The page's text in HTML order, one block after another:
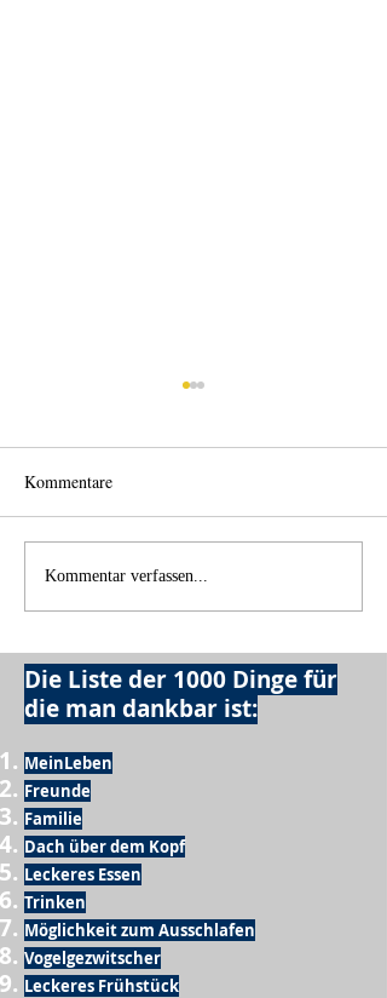
Einen Berg abtragen
Kommentare
Kommentar verfassen...
Die Liste der 1000 Dinge für
die man dankbar ist:
MeinLeben
Freunde
Familie
Dach über dem Kopf
Leckeres Essen
Trinken
Möglichkeit zum Ausschlafen
Vogelgezwitscher
Leckeres Frühstück